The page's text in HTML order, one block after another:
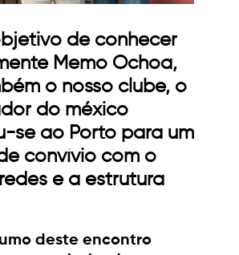
de conhecer
Memo Ochoa,
o nosso clube, o
do méxico
se ao Porto para um
convívio com o
e a estrutura
deste encontro